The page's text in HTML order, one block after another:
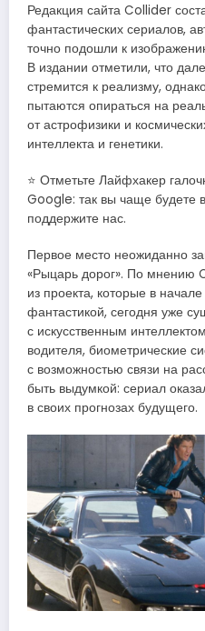
Редакция сайта Collider
фантастических сериалов,
точно подошли к
В издании отметили, что
стремится к реализму,
пытаются опираться на
от астрофизики и
интеллекта и генетики.
⭐ Отметьте Лайфхакер
Google: так вы чаще будете
поддержите нас.
Первое место неожиданно
«Рыцарь дорог». По мнению
из проекта, которые в начале
фантастикой, сегодня уже
с искусственным
водителя, биометрические
с возможностью связи на
быть выдумкой: сериал
в своих прогнозах будущего.